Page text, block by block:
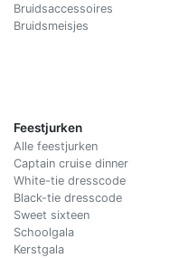
Bruidsaccessoires
Bruidsmeisjes
Feestjurken
Alle feestjurken
Captain cruise dinner
White-tie dresscode
Black-tie dresscode
Sweet sixteen
Schoolgala
Kerstgala